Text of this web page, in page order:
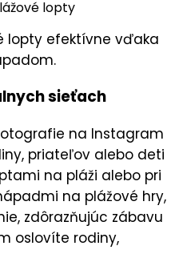
lopty
lopty efektívne vďaka
sieťach
na Instagram
priateľov alebo deti
na pláži alebo pri
na plážové hry,
zdôrazňujúc zábavu
oslovíte rodiny,